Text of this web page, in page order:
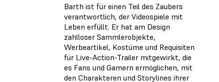
Barth ist für einen Teil des Zaubers
verantwortlich, der Videospiele mit
Leben erfüllt. Er hat am Design
zahlloser Sammlerobjekte,
Werbeartikel, Kostüme und Requisiten
für Live-Action-Trailer mitgewirkt, die
es Fans und Gamern ermöglichen, mit
den Charakteren und Storylines ihrer